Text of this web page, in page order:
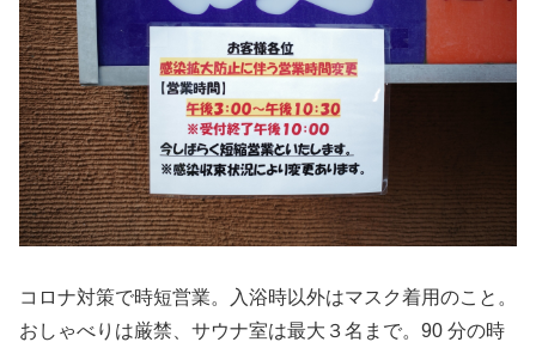
コロナ対策で時短営業。入浴時以外はマスク着用のこと。
おしゃべりは厳禁、サウナ室は最大３名まで。90 分の時